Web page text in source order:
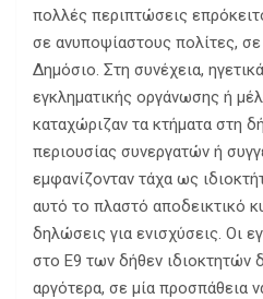
πολλές περιπτώσεις
σε ανυποψίαστους πολίτες,
Δημόσιο. Στη συνέχεια,
εγκληματικής οργάνωσης ή
καταχώριζαν τα κτήματα στη
περιουσίας συνεργατών ή
εμφανίζονταν τάχα ως
αυτό το πλαστό αποδεικτικό
δηλώσεις για ενισχύσεις. Οι
στο Ε9 των δήθεν ιδιοκτητών
αργότερα, σε μία προσπάθεια